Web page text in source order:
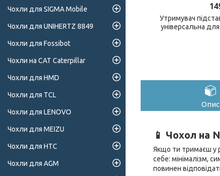
Утримувач
універсальна
Опис
📱 Чохол на
Якщо ти тримаєш у
себе: мінімалізм,
повинен
Чохли для SIGMA Mobile
Чохли для UNIHERTZ 8849
Чохли для Fossibot
Чохли на CAT Caterpillar
Чохли для HMD
Чохли для TCL
Чохли для LENOVO
Чохли для MEIZU
Чохли для HTC
Чохли для AGM